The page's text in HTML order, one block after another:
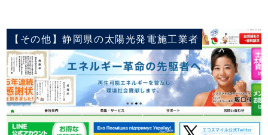
【その他】静岡県の太陽光発電施工業者